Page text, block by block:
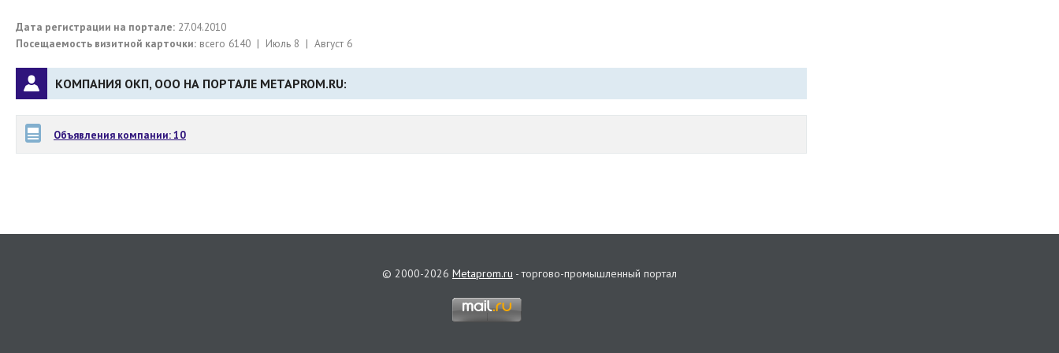
Дата регистрации на портале: 27.04.2010
Посещаемость визитной карточки: всего 6140 | Июль 8 | Август 6
КОМПАНИЯ ОКП, ООО НА ПОРТАЛЕ METAPROM.RU:
Объявления компании: 10
© 2000-2026 Metaprom.ru - торгово-промышленный портал